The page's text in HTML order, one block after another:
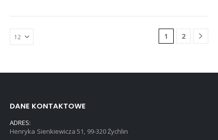
1 2
DANE KONTAKTOWE
ADRES:
Henryka Sienkiewicza 51, 99-320 Żychlin